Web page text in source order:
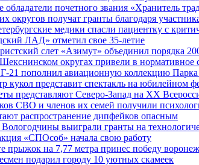
почетного звания «Хранитель
округов получат гранты благодаря
медики спасли пациентку с
ЛАД» отметил свое 35-летие
слет «Азимут» объединил порядка
округах привели в нормативное
21 пополнил авиационную коллекцию
кукол представит спектакль на юбилейном
представляют Северо-Запад на XX
СВО и членов их семей получили
распространение дипфейков опасным
выиграли гранты на
«СПОсоб» начала свою работу
прыжок на 7,77 метра принес победу
подарил городу 10 уютных скамеек